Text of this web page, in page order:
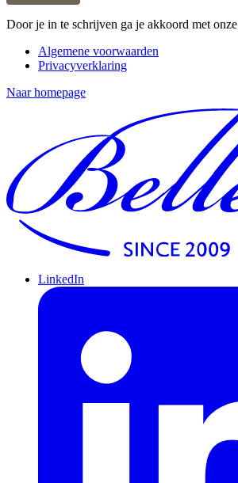
Door je in te schrijven ga je akkoord met onze
Algemene voorwaarden
Privacyverklaring
Naar homepage
LinkedIn